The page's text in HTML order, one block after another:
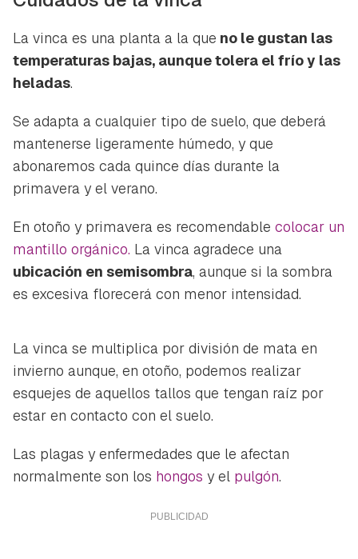
La vinca es una planta a la que no le gustan las
temperaturas bajas, aunque tolera el frío y las
heladas.
Se adapta a cualquier tipo de suelo, que deberá
mantenerse ligeramente húmedo, y que
abonaremos cada quince días durante la
primavera y el verano.
En otoño y primavera es recomendable colocar un
mantillo orgánico. La vinca agradece una
ubicación en semisombra, aunque si la sombra
es excesiva florecerá con menor intensidad.
La vinca se multiplica por división de mata en
invierno aunque, en otoño, podemos realizar
esquejes de aquellos tallos que tengan raíz por
estar en contacto con el suelo.
Las plagas y enfermedades que le afectan
normalmente son los hongos y el pulgón.